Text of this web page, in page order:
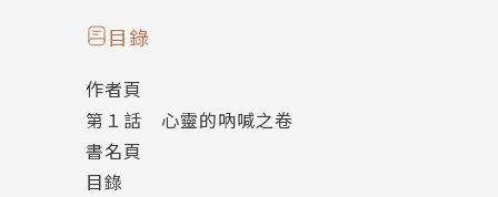
【本書特色】
✧40週年紀念！動畫重製版進行中！
✦收錄彩頁＆雙色原稿，並放大開本至25開（
目錄
作者頁
第１話 心靈的吶喊之卷
書名頁
目錄